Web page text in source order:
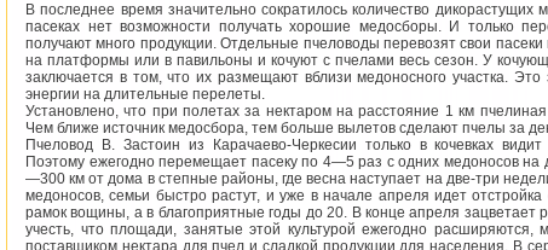
В последнее время значительно сократилось количество
пасеках нет возможности получать хорошие медосборы. И только
получают много продукции. Отдельные пчеловоды перевозят свои
на платформы или в павильоны и кочуют с пчелами весь сезон. У
заключается в том, что их размещают вблизи медоносного участка.
энергии на длительные перелеты.
Установлено, что при полетах за нектаром на расстояние 1 км
Чем ближе источник медосбора, тем больше вылетов сделают пчелы за
Пчеловод В. Застоин из Карачаево-Черкесии только в кочевках
Поэтому ежегодно перемещает пасеку по 4—5 раз с одних медоносов на
—300 км от дома в степные районы, где весна наступает на две-три
медоносов, семьи быстро растут, и уже в начале апреля идет
рамок вощины, а в благоприятные годы до 20. В конце апреля
учесть, что площади, занятые этой культурой ежегодно расширяются,
поставщиком нектара для пчел и сладкой продукции для населения. В